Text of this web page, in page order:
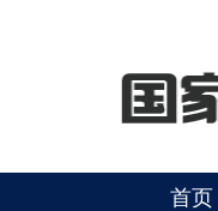
首页